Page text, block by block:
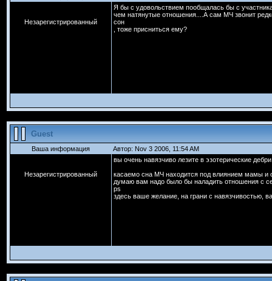
Незарегистрированный
Я бы с удовольствием пообщалась бы с
чем натянутые отношения....А сам МЧ звонит
сон
, тоже присниться ему?
Guest
Ваша информация Автор: Nov 3 2006, 11:54 AM
Незарегистрированный
вы очень навязчиво лезите в эзотерические
касаемо сна МЧ находится под влиянием мамы и
думаю вам надо было бы наладить отношения с
ps
здесь ваше желание, на грани с навязчивостью,